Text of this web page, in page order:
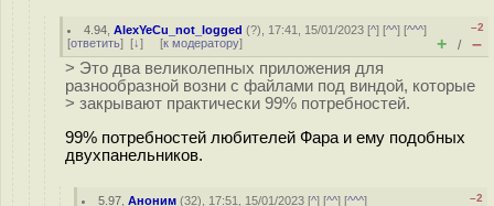
4.94 ,AlexYeCu_not_logged (?), 17:41, 15/01/2023 [^] [^^] [^^^]
[ответить] [↓] [к модератору]
–2
+ / –
> Это два великолепных приложения для
разнообразной возни с файлами под виндой, которые
> закрывают практически 99% потребностей.
99% потребностей любителей Фара и ему подобных
двухпанельников.
5.97 ,Аноним (32), 17:51, 15/01/2023 [^] [^^] [^^^]
–2